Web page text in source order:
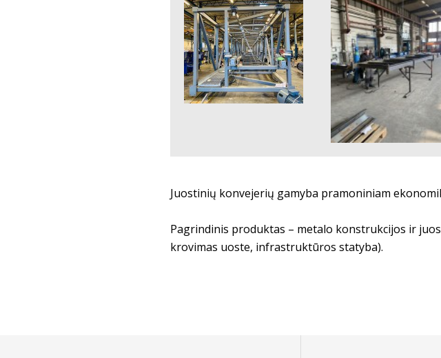
Juostinių konvejerių gamyba pramoniniam
Pagrindinis produktas – metalo konstrukcijos ir
krovimas uoste, infrastruktūros statyba).